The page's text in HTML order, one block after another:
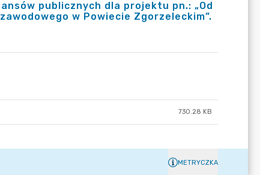
publicznych dla projektu pn.: „Od
w Powiecie Zgorzeleckim”.
730.28 KB
METRYCZKA